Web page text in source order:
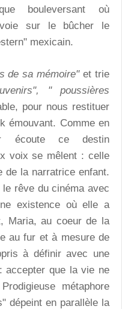
bouleversant où
sur le bûcher le
mexicain.
de sa mémoire"et trie
" poussières
pour nous restituer
émouvant. Comme en
écoute ce destin
voix se mêlent : celle
de la narratrice enfant.
rêve du cinéma avec
existence où elle a
Maria, au coeur de la
au fur et à mesure de
à définir avec une
accepter que la vie ne
métaphore
dépeint en parallèle la